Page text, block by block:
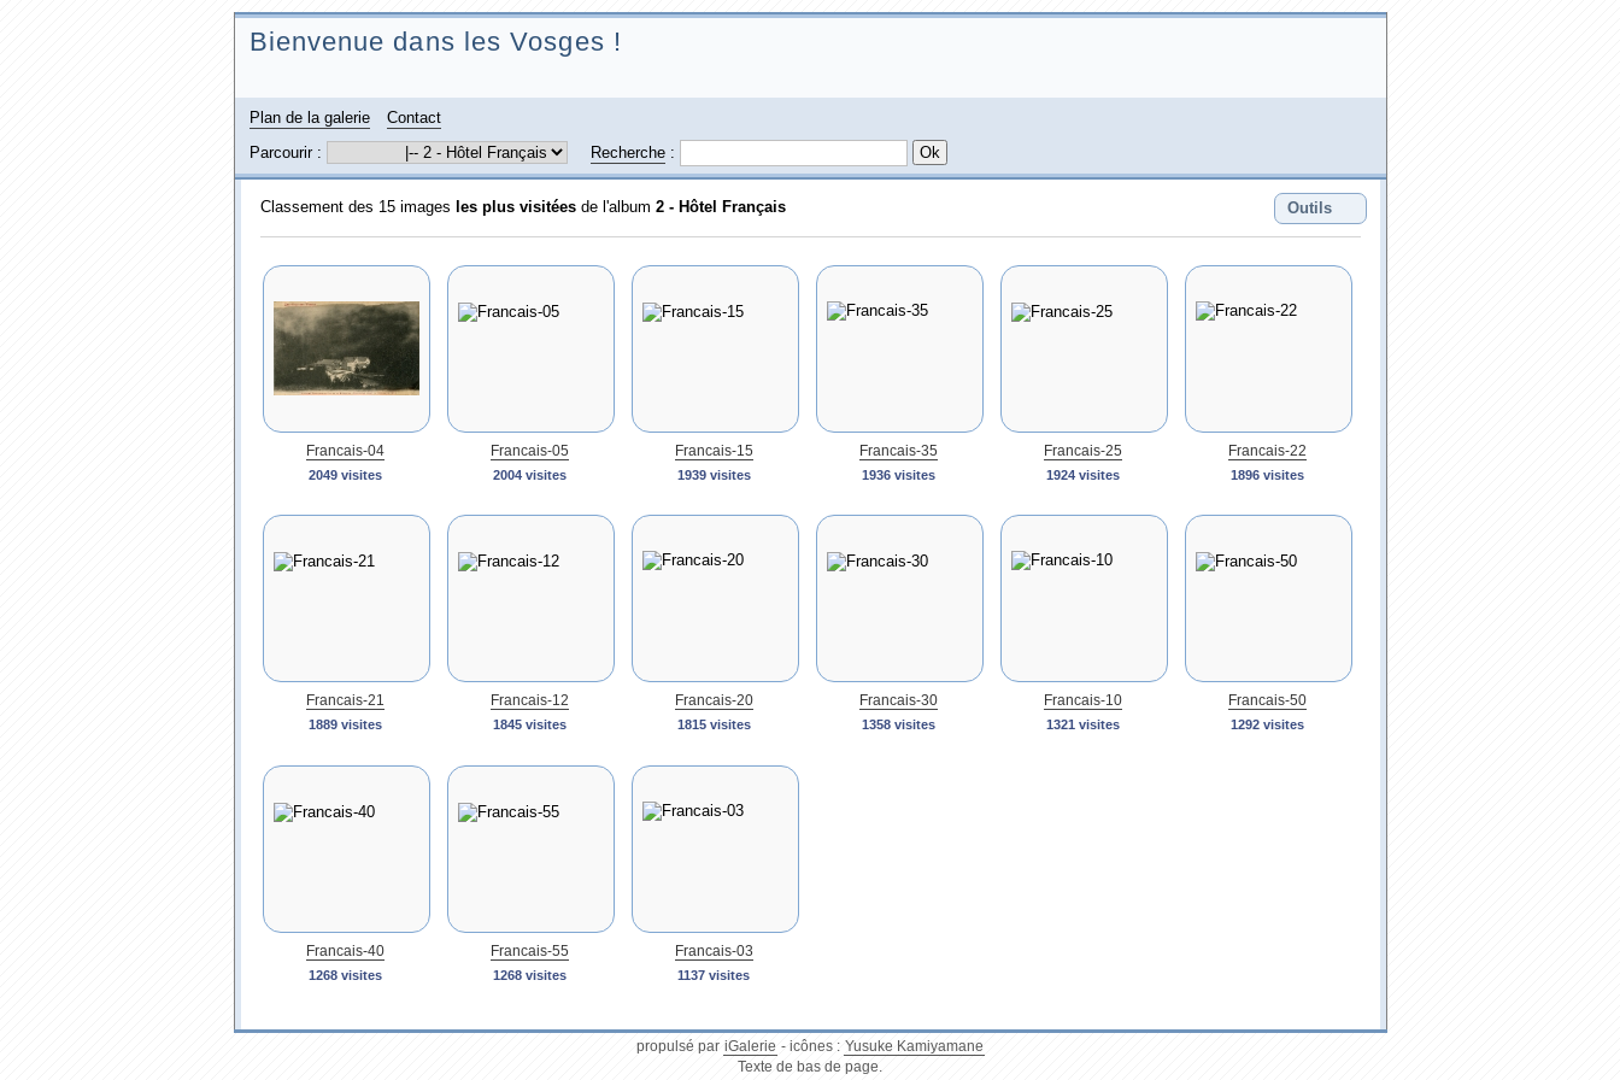
Bienvenue dans les Vosges !
Plan de la galerie
Contact
Parcourir :
Recherche:
Outils
Classement des 15 images les plus visitéesde l'album 2 - Hôtel Français
Francais-04
2049 visites
Francais-05
2004 visites
Francais-15
1939 visites
Francais-35
1936 visites
Francais-25
1924 visites
Francais-22
1896 visites
Francais-21
1889 visites
Francais-12
1845 visites
Francais-20
1815 visites
Francais-30
1358 visites
Francais-10
1321 visites
Francais-50
1292 visites
Francais-40
1268 visites
Francais-55
1268 visites
Francais-03
1137 visites
propulsé par iGalerie - icônes : Yusuke Kamiyamane
Texte de bas de page.